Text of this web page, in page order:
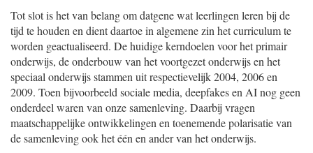
Tot slot is het van belang om datgene wat leerlingen leren bij de
tijd te houden en dient daartoe in algemene zin het curriculum te
worden geactualiseerd. De huidige kerndoelen voor het primair
onderwijs, de onderbouw van het voortgezet onderwijs en het
speciaal onderwijs stammen uit respectievelijk 2004, 2006 en
2009. Toen bijvoorbeeld sociale media, deepfakes en AI nog geen
onderdeel waren van onze samenleving. Daarbij vragen
maatschappelijke ontwikkelingen en toenemende polarisatie van
de samenleving ook het één en ander van het onderwijs.